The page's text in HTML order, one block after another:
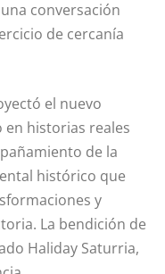
conversación
de cercanía
el nuevo
historias reales
de la
histórico que
y
La bendición de
Haliday Saturria,